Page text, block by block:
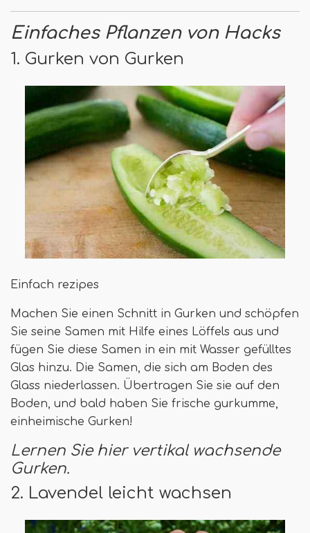
Einfaches Pflanzen von Hacks
1. Gurken von Gurken
Einfach rezipes
Machen Sie einen Schnitt in Gurken und schöpfen
Sie seine Samen mit Hilfe eines Löffels aus und
fügen Sie diese Samen in ein mit Wasser gefülltes
Glas hinzu. Die Samen, die sich am Boden des
Glass niederlassen. Übertragen Sie sie auf den
Boden, und bald haben Sie frische gurkumme,
einheimische Gurken!
Lernen Sie hier vertikal wachsende
Gurken.
2. Lavendel leicht wachsen